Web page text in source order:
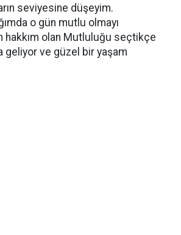
seviyesine düşeyim.
o gün mutlu olmayı
hakkım olan Mutluluğu seçtikçe
geliyor ve güzel bir yaşam